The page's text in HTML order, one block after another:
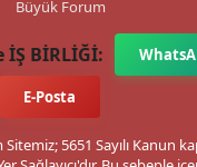
Büyük Forum
İŞ BİRLİĞİ:
E-Posta
5651 Sayılı Kanun